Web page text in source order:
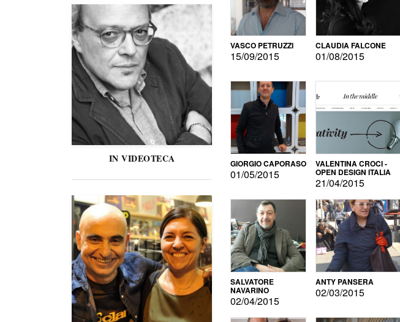
IN VIDEOTECA
VASCO PETRUZZI
15/09/2015
CLAUDIA FALCONE
01/08/2015
GIORGIO CAPORASO
01/05/2015
VALENTINA CROCI -
OPEN DESIGN ITALIA
21/04/2015
SALVATORE
NAVARINO
02/04/2015
ANTY PANSERA
02/03/2015